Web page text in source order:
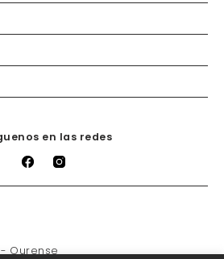
en las redes
- Ourense